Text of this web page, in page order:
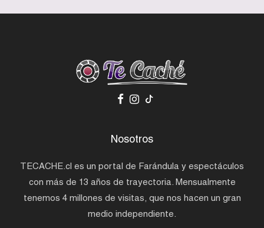
Nosotros
TECACHE.cl es un portal de Farándula y espectáculos
con más de 13 años de trayectoria. Mensualmente
tenemos 4 millones de visitas, que nos hacen un gran
medio independiente.